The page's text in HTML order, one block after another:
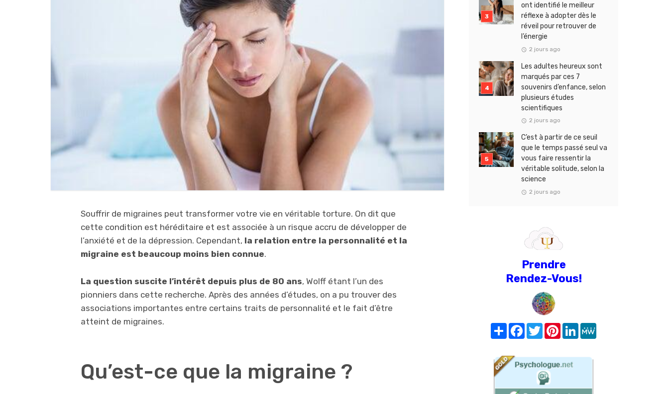
Souffrir de migraines peut transformer votre vie en véritable torture. On dit que
cette condition est héréditaire et est associée à un risque accru de développer de
l’anxiété et de la dépression. Cependant, la relation entre la personnalité et la
migraine est beaucoup moins bien connue.
La question suscite l’intérêt depuis plus de 80 ans, Wolff étant l’un des
pionniers dans cette recherche. Après des années d’études, on a pu trouver des
associations importantes entre certains traits de personnalité et le fait d’être
atteint de migraines.
Qu’est-ce que la migraine ?
ont identifié le meilleur
réflexe à adopter dès le
réveil pour retrouver de
l’énergie
2 jours ago
Les adultes heureux sont
marqués par ces 7
souvenirs d’enfance, selon
plusieurs études
scientifiques
2 jours ago
C’est à partir de ce seuil
que le temps passé seul va
vous faire ressentir la
véritable solitude, selon la
science
2 jours ago
Prendre
Rendez-Vous!
Share FacebookTwitterPinterest
LinkedIn